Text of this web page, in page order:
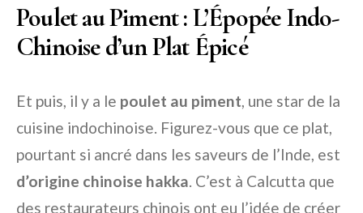
Poulet au Piment : L’Épopée Indo-
Chinoise d’un Plat Épicé
Et puis, il y a le poulet au piment, une star de la
cuisine indochinoise. Figurez-vous que ce plat,
pourtant si ancré dans les saveurs de l’Inde, est
d’origine chinoise hakka. C’est à Calcutta que
des restaurateurs chinois ont eu l’idée de créer